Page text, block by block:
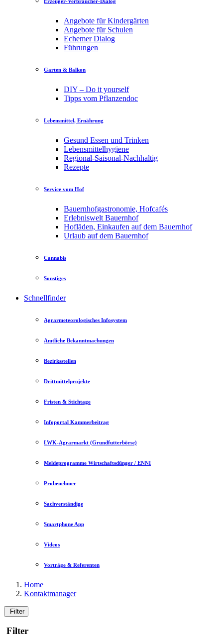
Erzeuger-Verbraucher-Dialog
Angebote für Kindergärten
Angebote für Schulen
Echemer Dialog
Führungen
Garten & Balkon
DIY – Do it yourself
Tipps vom Pflanzendoc
Lebensmittel, Ernährung
Gesund Essen und Trinken
Lebensmittelhygiene
Regional-Saisonal-Nachhaltig
Rezepte
Service vom Hof
Bauernhofgastronomie, Hofcafés
Erlebniswelt Bauernhof
Hofläden, Einkaufen auf dem Bauernhof
Urlaub auf dem Bauernhof
Cannabis
Sonstiges
Schnellfinder
Agrarmeteorologisches Infosystem
Amtliche Bekanntmachungen
Bezirksstellen
Drittmittelprojekte
Fristen & Stichtage
Infoportal Kammerbeitrag
LWK-Agrarmarkt (Grundfutterbörse)
Meldeprogramme Wirtschaftsdünger / ENNI
Probenehmer
Sachverständige
Smartphone App
Videos
Vorträge & Referenten
Home
Kontaktmanager
Filter
Filter